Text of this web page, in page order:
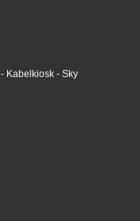
- Kabelkiosk - Sky